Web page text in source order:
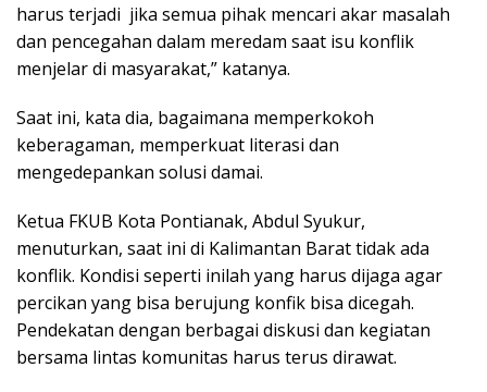
harus terjadi jika semua pihak mencari akar masalah
dan pencegahan dalam meredam saat isu konflik
menjelar di masyarakat,” katanya.
Saat ini, kata dia, bagaimana memperkokoh
keberagaman, memperkuat literasi dan
mengedepankan solusi damai.
Ketua FKUB Kota Pontianak, Abdul Syukur,
menuturkan, saat ini di Kalimantan Barat tidak ada
konflik. Kondisi seperti inilah yang harus dijaga agar
percikan yang bisa berujung konfik bisa dicegah.
Pendekatan dengan berbagai diskusi dan kegiatan
bersama lintas komunitas harus terus dirawat.